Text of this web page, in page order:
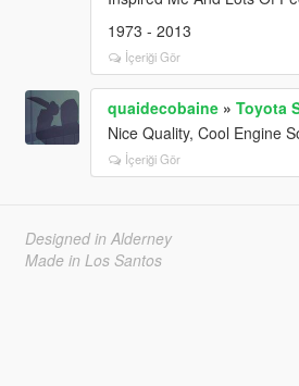
1973 - 2013
İçeriği Gör
quaidecobaine» Toyota
Nice Quality, Cool Engine
İçeriği Gör
Designed in Alderney
Made in Los Santos